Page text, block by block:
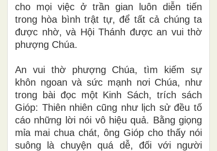
cho mọi việc ở trần gian luôn diễn tiến
trong hòa bình trật tự, để tất cả chúng ta
được nhờ, và Hội Thánh được an vui thờ
phượng Chúa.
An vui thờ phượng Chúa, tìm kiếm sự
khôn ngoan và sức mạnh nơi Chúa, như
trong bài đọc một Kinh Sách, trích sách
Gióp: Thiên nhiên cũng như lịch sử đều tố
cáo những lời nói vô hiệu quả. Bằng giọng
mỉa mai chua chát, ông Gióp cho thấy nói
suông là chuyện quá dễ, đối với người